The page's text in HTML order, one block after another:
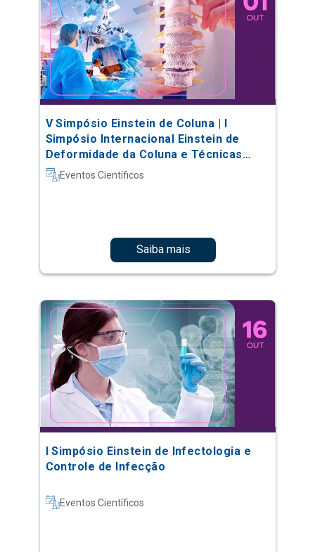
V Simpósio Einstein de Coluna | I
Simpósio Internacional Einstein de
Deformidade da Coluna e Técnicas
Complexas
Eventos Científicos
Saiba mais
I Simpósio Einstein de Infectologia e
Controle de Infecção
Eventos Científicos